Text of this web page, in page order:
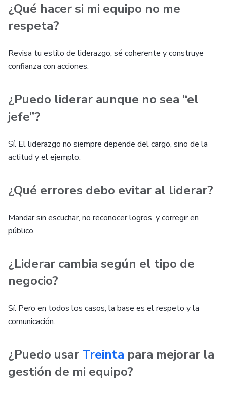
¿Qué hacer si mi equipo no me
respeta?
Revisa tu estilo de liderazgo, sé coherente y construye
confianza con acciones.
¿Puedo liderar aunque no sea “el
jefe”?
Sí. El liderazgo no siempre depende del cargo, sino de la
actitud y el ejemplo.
¿Qué errores debo evitar al liderar?
Mandar sin escuchar, no reconocer logros, y corregir en
público.
¿Liderar cambia según el tipo de
negocio?
Sí. Pero en todos los casos, la base es el respeto y la
comunicación.
¿Puedo usar Treinta para mejorar la
gestión de mi equipo?